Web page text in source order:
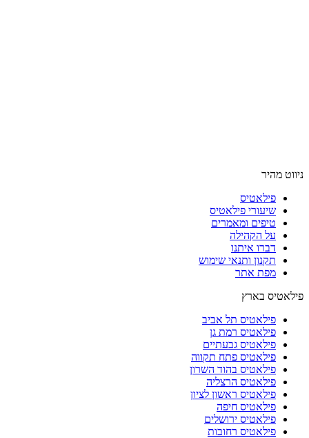
ניווט מהיר
פילאטיס
שיעורי פילאטיס
טיפים ומאמרים
על הקהילה
דברו איתנו
תקנון ותנאי שימוש
מפת אתר
פילאטיס בארץ
פילאטיס תל אביב
פילאטיס רמת גן
פילאטיס גבעתיים
פילאטיס פתח תקווה
פילאטיס בהוד השרון
פילאטיס הרצליה
פילאטיס ראשון לציון
פילאטיס חיפה
פילאטיס ירושלים
פילאטיס רחובות